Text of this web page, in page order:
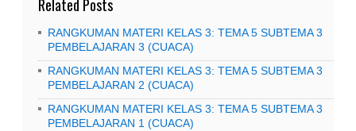
Related Posts
RANGKUMAN MATERI KELAS 3: TEMA 5 SUBTEMA 3
PEMBELAJARAN 3 (CUACA)
RANGKUMAN MATERI KELAS 3: TEMA 5 SUBTEMA 3
PEMBELAJARAN 2 (CUACA)
RANGKUMAN MATERI KELAS 3: TEMA 5 SUBTEMA 3
PEMBELAJARAN 1 (CUACA)